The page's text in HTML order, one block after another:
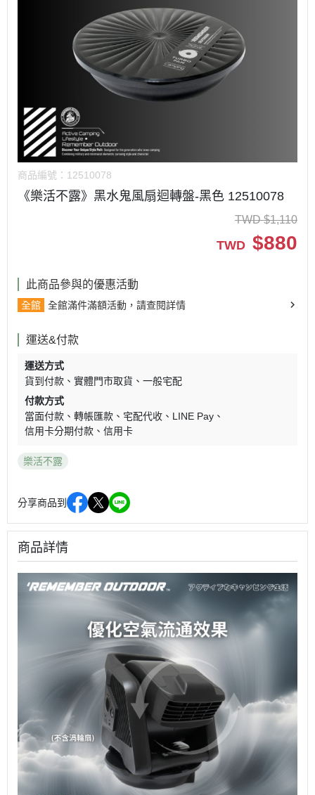
商品編號： 12510078
《樂活不露》黑水鬼風扇迴轉盤-黑色 12510078
TWD $1,110
TWD $880
此商品參與的優惠活動
全館 全館滿件滿額活動，請查閱詳情
運送&付款
運送方式
貨到付款
實體門市取貨
一般宅配
付款方式
當面付款
轉帳匯款 宅配代收
LINE Pay
信用卡分期付款
信用卡
樂活不露
分享商品到
商品詳情